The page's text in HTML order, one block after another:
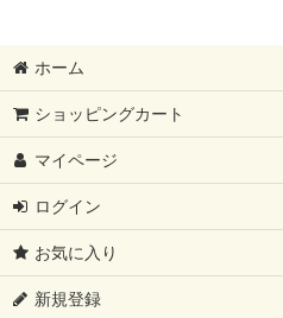
ホーム
ショッピングカート
マイページ
ログイン
お気に入り
新規登録